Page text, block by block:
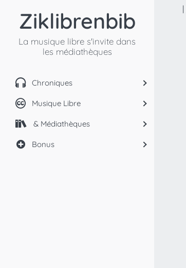
Ziklibrenbib
La musique libre s'invite dans
les médiathèques
Chroniques
Musique Libre
& Médiathèques
Bonus
|